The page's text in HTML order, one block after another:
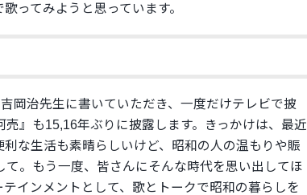
歌ってみようと思っています。
岡治先生に書いていただき、一度だけテレビで披
売』も15,16年ぶりに披露します。きっかけは、 最近
な生活も素晴らしいけど、
昭和の人の温もりや賑
。
もう一度、皆さんにそんな時代を思い出してほ
インメントとして、 歌とトークで昭和の暮らしを